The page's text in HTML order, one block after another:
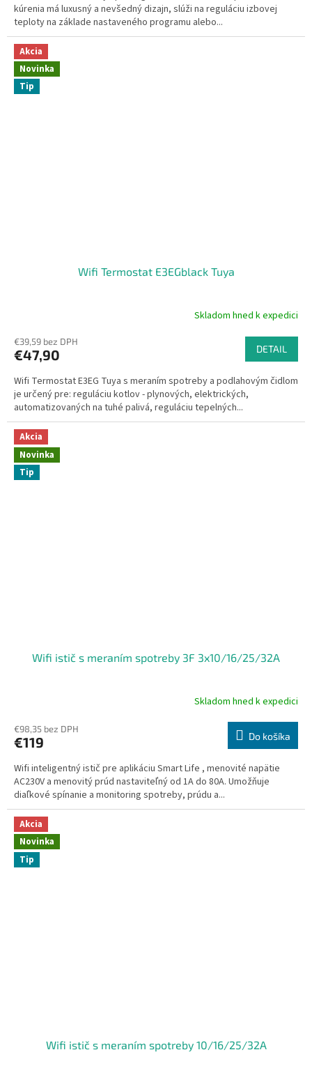
5
hviezdičiek.
kúrenia má luxusný a nevšedný dizajn, slúži na reguláciu izbovej
teploty na základe nastaveného programu alebo...
Akcia
Novinka
Tip
Wifi Termostat E3EGblack Tuya
produktu
je
z
5
hviezdičiek.
Skladom hned k expedici
€39,59 bez DPH
€47,90 DETAIL
Wifi Termostat E3EG Tuya s meraním spotreby a podlahovým čidlom
je určený pre: reguláciu kotlov - plynových, elektrických,
automatizovaných na tuhé palivá, reguláciu tepelných...
Akcia
Novinka
Tip
Wifi istič s meraním spotreby 3F 3x10/16/25/32A
produktu
je
z
5
hviezdičiek.
Skladom hned k expedici
€98,35 bez DPH
€119 Do košíka
Wifi inteligentný istič pre aplikáciu Smart Life , menovité napätie
AC230V a menovitý prúd nastaviteľný od 1A do 80A. Umožňuje
diaľkové spínanie a monitoring spotreby, prúdu a...
Akcia
Novinka
Tip
Wifi istič s meraním spotreby 10/16/25/32A